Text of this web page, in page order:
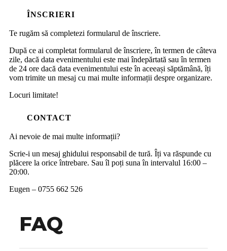
ÎNSCRIERI
Te rugăm să completezi formularul de înscriere.
După ce ai completat formularul de înscriere, în termen de câteva
zile, dacă data evenimentului este mai îndepărtată sau în termen
de 24 ore dacă data evenimentului este în aceeași săptămână, îți
vom trimite un mesaj cu mai multe informații despre organizare.
Locuri limitate!
CONTACT
Ai nevoie de mai multe informații?
Scrie-i un mesaj ghidului responsabil de tură. Îți va răspunde cu
plăcere la orice întrebare. Sau îl poți suna în intervalul 16:00 –
20:00.
Eugen – 0755 662 526
FAQ